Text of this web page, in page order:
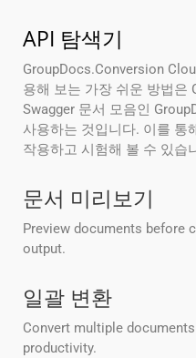
API 탐색기
GroupDocs.Conversion
용해 보는 가장 쉬운 방법은
Swagger 문서 모음인
사용하는 것입니다. 이를 통
작용하고 시험해 볼 수 있습
문서 미리보기
Preview documents before
output.
일괄 변환
Convert multiple
productivity.